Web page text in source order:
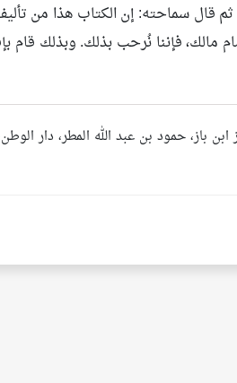
قال سماحته: إن الكتاب هذا من
مالك، فإننا نُرحب بذلك. وبذلك قام